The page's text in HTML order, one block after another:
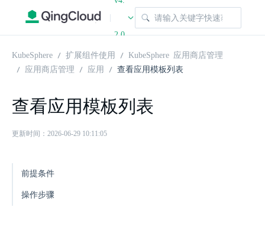
|
2.0
KubeSphere 扩展组件使用
KubeSphere 应用商店管理
应用商店管理
应用 查看应用模板列表
查看应用模板列表
更新时间：2026-06-29 10:11:05
前提条件
操作步骤